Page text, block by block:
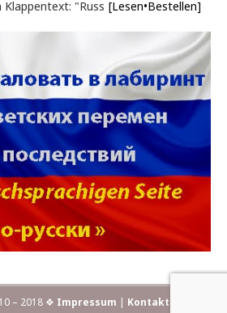
"Russ [Lesen•Bestellen]
– 2018 ❖ Impressum | Kontakt